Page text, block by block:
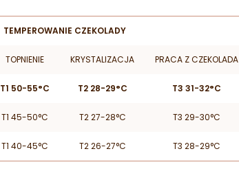
TEMPEROWANIE CZEKOLADY
TOPNIENIE KRYSTALIZACJA PRACA Z CZEKOLADA
T1 50-55°C T2 28-29°C T3 31-32°C
T1 45-50°C T2 27-28°C T3 29-30°C
T1 40-45°C T2 26-27°C T3 28-29°C